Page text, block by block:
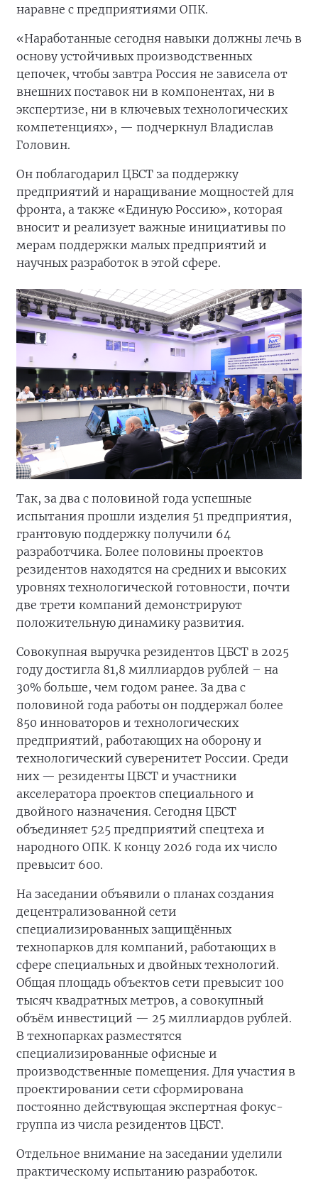
наравне с предприятиями ОПК.
«Наработанные сегодня навыки должны лечь в
основу устойчивых производственных
цепочек, чтобы завтра Россия не зависела от
внешних поставок ни в компонентах, ни в
экспертизе, ни в ключевых технологических
компетенциях», — подчеркнул Владислав
Головин.
Он поблагодарил ЦБСТ за поддержку
предприятий и наращивание мощностей для
фронта, а также «Единую Россию», которая
вносит и реализует важные инициативы по
мерам поддержки малых предприятий и
научных разработок в этой сфере.
Так, за два с половиной года успешные
испытания прошли изделия 51 предприятия,
грантовую поддержку получили 64
разработчика. Более половины проектов
резидентов находятся на средних и высоких
уровнях технологической готовности, почти
две трети компаний демонстрируют
положительную динамику развития.
Совокупная выручка резидентов ЦБСТ в 2025
году достигла 81,8 миллиардов рублей – на
30% больше, чем годом ранее. За два с
половиной года работы он поддержал более
850 инноваторов и технологических
предприятий, работающих на оборону и
технологический суверенитет России. Среди
них — резиденты ЦБСТ и участники
акселератора проектов специального и
двойного назначения. Сегодня ЦБСТ
объединяет 525 предприятий спецтеха и
народного ОПК. К концу 2026 года их число
превысит 600.
На заседании объявили о планах создания
децентрализованной сети
специализированных защищённых
технопарков для компаний, работающих в
сфере специальных и двойных технологий.
Общая площадь объектов сети превысит 100
тысяч квадратных метров, а совокупный
объём инвестиций — 25 миллиардов рублей.
В технопарках разместятся
специализированные офисные и
производственные помещения. Для участия в
проектировании сети сформирована
постоянно действующая экспертная фокус-
группа из числа резидентов ЦБСТ.
Отдельное внимание на заседании уделили
практическому испытанию разработок.